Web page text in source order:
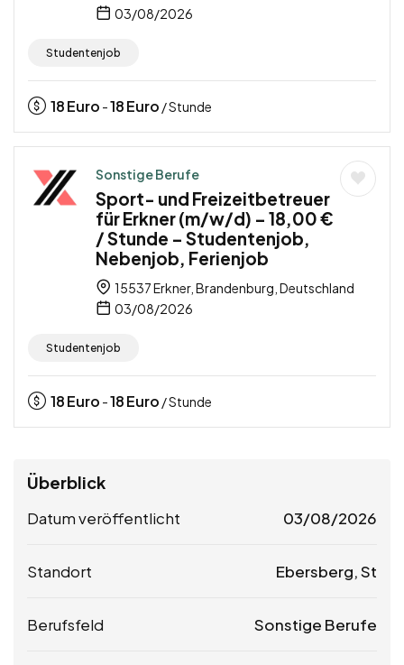
03/08/2026
Studentenjob
18Euro -18Euro / Stunde
Sonstige Berufe
Sport- und Freizeitbetreuer
für Erkner (m/w/d) – 18,00 €
/ Stunde – Studentenjob,
Nebenjob, Ferienjob
15537 Erkner, Brandenburg, Deutschland
03/08/2026
Studentenjob
18Euro -18Euro / Stunde
Überblick
Datum veröffentlicht 03/08/2026
Standort Ebersberg, St
Berufsfeld Sonstige Berufe